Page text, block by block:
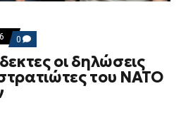
0 COMMENTS
ON
ΜΑΚΡΌΝ:
ΑΠΑΡΆΔΕΚΤΕΣ
ΟΙ
οι δηλώσεις
του ΝΑΤΟ